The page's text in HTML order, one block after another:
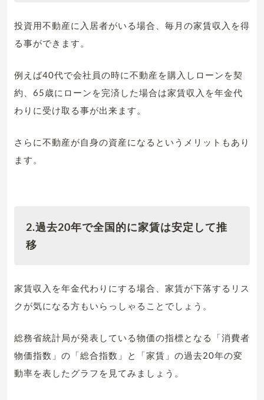
投資用不動産に入居者がいる場合、毎月の家賃収入を得
る事ができます。
例えば40代で会社員の時に不動産を購入しローンを契
約、65歳にローンを完済した場合は家賃収入を年金代
わりに受け取る事が出来ます。
さらに不動産が自身の資産になるというメリットもあり
ます。
2.過去20年で全国的に家賃は安定して推
移
家賃収入を年金代わりにする場合、家賃が下落するリス
クが気になる方もいらっしゃることでしょう。
総務省統計局が発表している物価の指標となる「消費者
物価指数」の「総合指数」と「家賃」の過去20年の変
動率を表したグラフを見てみましょう。